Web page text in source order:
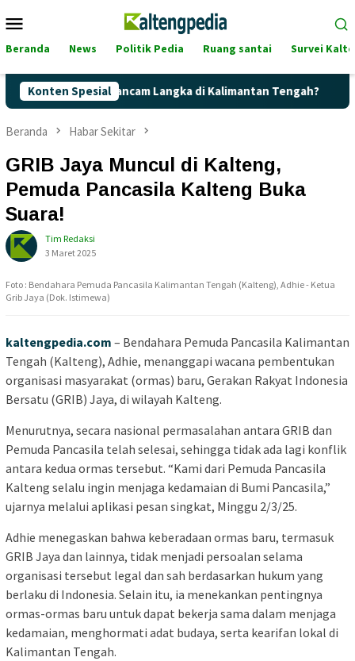
ke
Mobile
Beranda News Politik Pedia Ruang santai Survei
Konten Spesial
Pertalite Terancam Langka di Kalimantan Tengah?
Beranda Habar Sekitar
GRIB Jaya Muncul di Kalteng,
Pemuda Pancasila Kalteng Buka
Suara!
Tim Redaksi
3 Maret 2025
Foto : Bendahara Pemuda Pancasila Kalimantan Tengah (Kalteng), Adhie - Ketua
Grib Jaya (Dok. Istimewa)
kaltengpedia.com – Bendahara Pemuda Pancasila Kalimantan
Tengah (Kalteng), Adhie, menanggapi wacana pembentukan
organisasi masyarakat (ormas) baru, Gerakan Rakyat Indonesia
Bersatu (GRIB) Jaya, di wilayah Kalteng.
Menurutnya, secara nasional permasalahan antara GRIB dan
Pemuda Pancasila telah selesai, sehingga tidak ada lagi konflik
antara kedua ormas tersebut. “Kami dari Pemuda Pancasila
Kalteng selalu ingin menjaga kedamaian di Bumi Pancasila,”
ujarnya melalui aplikasi pesan singkat, Minggu 2/3/25.
Adhie menegaskan bahwa keberadaan ormas baru, termasuk
GRIB Jaya dan lainnya, tidak menjadi persoalan selama
organisasi tersebut legal dan sah berdasarkan hukum yang
berlaku di Indonesia. Selain itu, ia menekankan pentingnya
ormas-ormas baru untuk dapat bekerja sama dalam menjaga
kedamaian, menghormati adat budaya, serta kearifan lokal di
Kalimantan Tengah.